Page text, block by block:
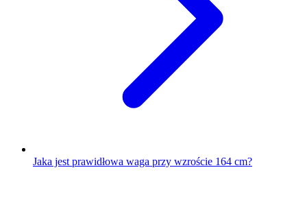
Jaka jest prawidłowa waga przy wzroście 164 cm?